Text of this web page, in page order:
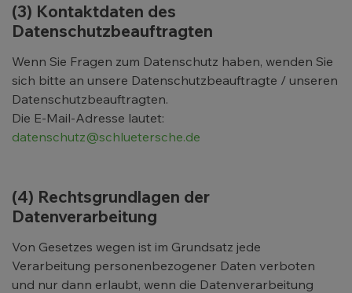
(3) Kontaktdaten des
Datenschutzbeauftragten
Wenn Sie Fragen zum Datenschutz haben, wenden Sie
sich bitte an unsere Datenschutzbeauftragte / unseren
Datenschutzbeauftragten.
Die E-Mail-Adresse lautet:
datenschutz@schluetersche.de
(4) Rechtsgrundlagen der
Datenverarbeitung
Von Gesetzes wegen ist im Grundsatz jede
Verarbeitung personenbezogener Daten verboten
und nur dann erlaubt, wenn die Datenverarbeitung